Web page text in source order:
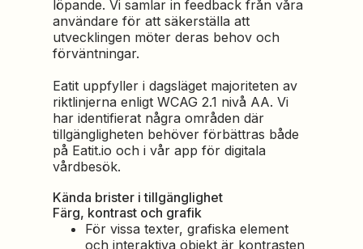
löpande. Vi samlar in feedback från våra
användare för att säkerställa att
utvecklingen möter deras behov och
förväntningar.
Eatit uppfyller i dagsläget majoriteten av
riktlinjerna enligt WCAG 2.1 nivå AA. Vi
har identifierat några områden där
tillgängligheten behöver förbättras både
på Eatit.io och i vår app för digitala
vårdbesök.
Kända brister i tillgänglighet
Färg, kontrast och grafik
För vissa texter, grafiska element
och interaktiva objekt är kontrasten